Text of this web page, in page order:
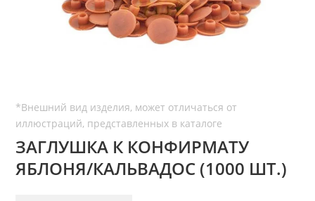
ЗАГЛУШКА К КОНФИРМАТУ
ЯБЛОНЯ/КАЛЬВАДОС (1000 ШТ.)